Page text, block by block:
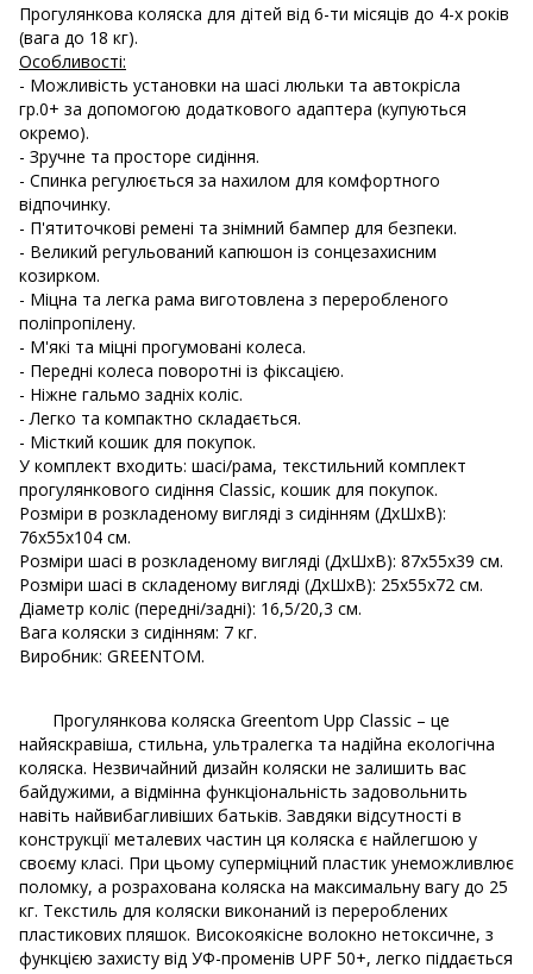
Прогулянкова коляска для дітей від 6-ти місяців до 4-х років
(вага до 18 кг).
Особливості:
- Можливість установки на шасі люльки та автокрісла
гр.0+ за допомогою додаткового адаптера (купуються
окремо).
- Зручне та просторе сидіння.
- Спинка регулюється за нахилом для комфортного
відпочинку.
- П'ятиточкові ремені та знімний бампер для безпеки.
- Великий регульований капюшон із сонцезахисним
козирком.
- Міцна та легка рама виготовлена ​​з переробленого
поліпропілену.
- М'які та міцні прогумовані колеса.
- Передні колеса поворотні із фіксацією.
- Ніжне гальмо задніх коліс.
- Легко та компактно складається.
- Місткий кошик для покупок.
У комплект входить: шасі/рама, текстильний комплект
прогулянкового сидіння Classic, кошик для покупок.
Розміри в розкладеному вигляді з сидінням (ДхШхВ):
76х55х104 см.
Розміри шасі в розкладеному вигляді (ДхШхВ): 87х55х39 см.
Розміри шасі в складеному вигляді (ДхШхВ): 25х55х72 см.
Діаметр коліс (передні/задні): 16,5/20,3 см.
Вага коляски з сидінням: 7 кг.
Виробник: GREENTOM.
Прогулянкова коляска Greentom Upp Classic – це
найяскравіша, стильна, ультралегка та надійна екологічна
коляска. Незвичайний дизайн коляски не залишить вас
байдужими, а відмінна функціональність задовольнить
навіть найвибагливіших батьків. Завдяки відсутності в
конструкції металевих частин ця коляска є найлегшою у
своєму класі. При цьому суперміцний пластик унеможливлює
поломку, а розрахована коляска на максимальну вагу до 25
кг. Текстиль для коляски виконаний із перероблених
пластикових пляшок. Високоякісне волокно нетоксичне, з
функцією захисту від УФ-променів UPF 50+, легко піддається